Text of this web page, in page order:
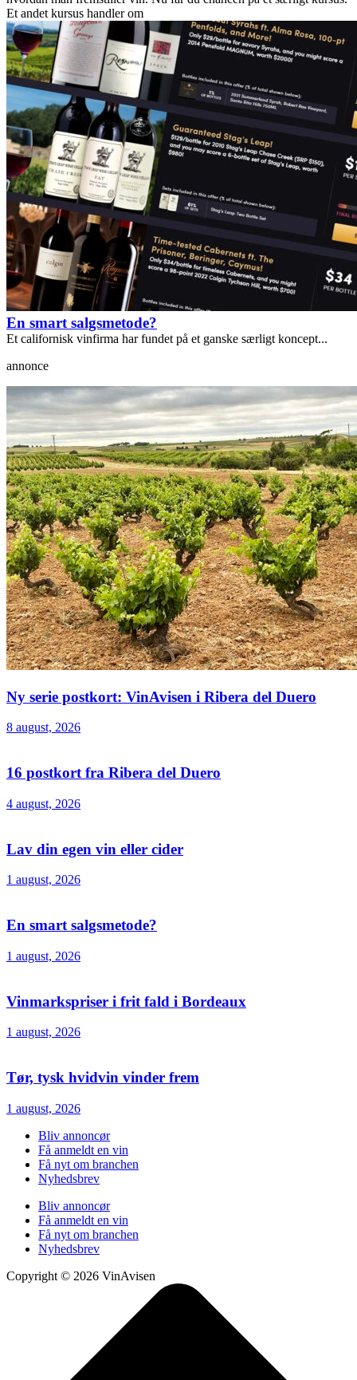
Et andet kursus handler om
En smart salgsmetode?
Et californisk vinfirma har fundet på et ganske særligt koncept...
annonce
Ny serie postkort: VinAvisen i Ribera del Duero
8 august, 2026
16 postkort fra Ribera del Duero
4 august, 2026
Lav din egen vin eller cider
1 august, 2026
En smart salgsmetode?
1 august, 2026
Vinmarkspriser i frit fald i Bordeaux
1 august, 2026
Tør, tysk hvidvin vinder frem
1 august, 2026
Bliv annoncør
Få anmeldt en vin
Få nyt om branchen
Nyhedsbrev
Bliv annoncør
Få anmeldt en vin
Få nyt om branchen
Nyhedsbrev
Copyright © 2026 VinAvisen